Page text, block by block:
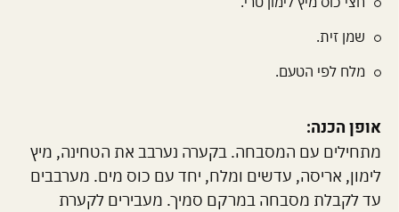
שמן זית.
מלח לפי הטעם.
אופן הכנה:
מתחילים עם המסבחה. בקערה נערבב את הטחינה, מיץ
לימון, אריסה, עדשים ומלח, יחד עם כוס מים. מערבבים
עד לקבלת מסבחה במרקם סמיך. מעבירים לקערת